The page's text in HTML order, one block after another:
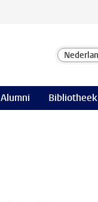
Alumni Bibliotheek